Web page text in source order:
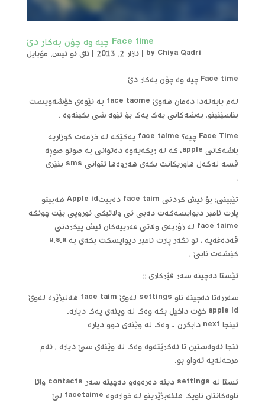
Face time چیه‌ وه‌ چۆن به‌كار دێ
by Chiya Qadri
|ئازار 2, 2013 |ئای ئو ئیس, مۆبایل
Face time چیه‌ وه‌ چۆن به‌كار دێ
له‌م بابه‌ته‌دا ده‌مان هه‌وێ face taome به‌ ئێوه‌ی خؤشه‌ویست
بناسێنینو، به‌شه‌كانی یه‌ك یه‌ك بؤ ئێوه‌ شی بكینه‌وه‌ .
Face Time چیه‌؟ face taime یه‌كێكه‌ له‌ خزمه‌ت گوزاریه‌
باشه‌كانی apple، كه‌ له‌ ریكه‌یه‌وه‌ ده‌توانی به‌ صوتو صوڕه‌
قسه‌ له‌گه‌ل هاوریكانت بكه‌ی هه‌روه‌ها ئتوانی sms بنێری
.
تێبینی: بؤ ئیش كردنی face taim ده‌بیتApple id هه‌بیتو
پارت نامبر دیوایسه‌كه‌ت ده‌بی ئی ولاتیكی ئوروپی بێت چونكه‌
face taime له‌ زؤربه‌ی ولاتی عه‌رییه‌كان ئیش پیكردنی
قه‌ده‌غه‌یه‌ ، تو ئگه‌ر پارت نامبر دیوایسكت بكه‌ی به‌ u.s.a
كێشه‌ت نابێ .
ئێستا ده‌چینه‌ سه‌ر فێركاری ::
سه‌رره‌تا ده‌چینه‌ ناو settings له‌وێ face taim هه‌لبژێره‌ له‌وێ
apple id خؤت داخیل بكه‌ وه‌ك له‌ وینه‌ی یه‌ك دیاره‌.
ئینجا next دابگرن ،، وه‌ك له‌ وێنه‌ی دوو دیاره‌
ئنجا ئه‌وه‌ستین تا ئه‌كرێته‌وه‌ وه‌ك له‌ وێنه‌ی سێ دیاره . ئه‌م
مرحه‌له‌یه‌ ته‌واو بو.
ئستا له‌ settings دیته‌ ده‌ره‌وه‌و ده‌چیته‌ سه‌ر contacts واتا
ناوه‌كانتان ناویك هلئه‌بژێرینو له‌ خواره‌وه‌ facetaime لێ